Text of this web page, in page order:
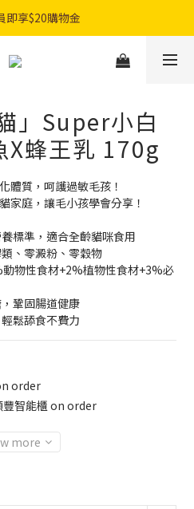
能櫃｜$450免費送貨上門
即享$20購物金
能櫃｜$450免費送貨上門
」Super小白
X蜂王乳 170g
體質，呵護過敏毛孩！
家庭，讓毛小孩學會分享！
標準，適合全齡貓咪食用
、零澱粉、零穀物
物性食材+2%植物性食材+3%必
鞏固腸道健康
鬆舔食不費力
order
豐智能櫃 on order
more